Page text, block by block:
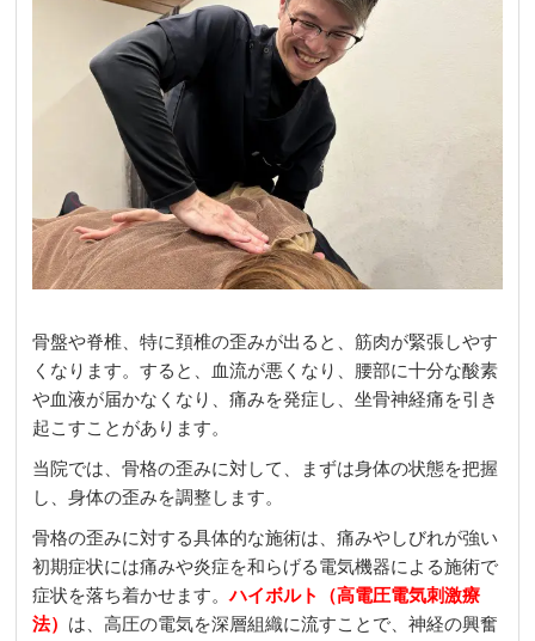
骨盤や脊椎、特に頚椎の歪みが出ると、筋肉が緊張しやす
くなります。すると、血流が悪くなり、腰部に十分な酸素
や血液が届かなくなり、痛みを発症し、坐骨神経痛を引き
起こすことがあります。
当院では、骨格の歪みに対して、まずは身体の状態を把握
し、身体の歪みを調整します。
骨格の歪みに対する具体的な施術は、痛みやしびれが強い
初期症状には痛みや炎症を和らげる電気機器による施術で
症状を落ち着かせます。ハイボルト（高電圧電気刺激療
法） は、高圧の電気を深層組織に流すことで、神経の興奮